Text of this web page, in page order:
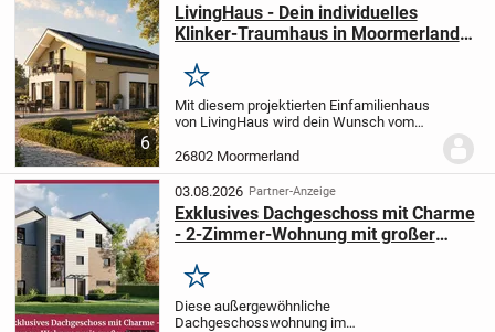
6
LivingHaus - Dein individuelles
Klinker-Traumhaus in Moormerland -
Merken
Mit diesem projektierten Einfamilienhaus
von LivingHaus wird dein Wunsch vom
bietet 143 Quadratmeter Wohnfläche auf
einem großzügigen 797 Quadratmeter
großen...
26802 Moormerland
03.08.2026 Partner-Anzeige
Exklusives Dachgeschoss mit Charme
- 2-Zimmer-Wohnung mit großer
Merken
Diese außergewöhnliche
Dachgeschosswohnung im